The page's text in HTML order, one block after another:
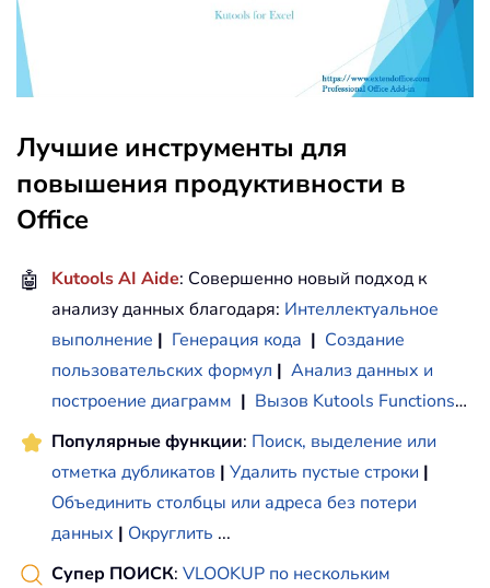
Лучшие инструменты для
повышения продуктивности в
Office
🤖 Kutools AI Aide: Совершенно новый подход к
анализу данных благодаря: Интеллектуальное
выполнение | Генерация кода | Создание
пользовательских формул | Анализ данных и
построение диаграмм | Вызов Kutools Functions…
Популярные функции: Поиск, выделение или
отметка дубликатов | Удалить пустые строки |
Объединить столбцы или адреса без потери
данных | Округлить ...
Супер ПОИСК: VLOOKUP по нескольким